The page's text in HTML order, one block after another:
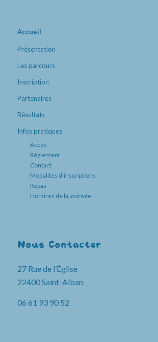
Accueil
Présentation
Les parcours
Inscription
Partenaires
Résultats
Infos pratiques
Accès
Règlement
Contact
Modalités d’inscriptions
Repas
Horaires de la journée
Nous Contacter
27 Rue de l’Église
22400 Saint-Alban
06 61 93 90 52